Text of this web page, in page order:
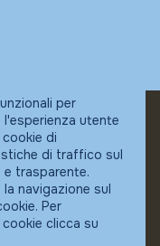
per
l'esperienza utente
di
di traffico sul
e trasparente.
navigazione sul
Per
clicca su